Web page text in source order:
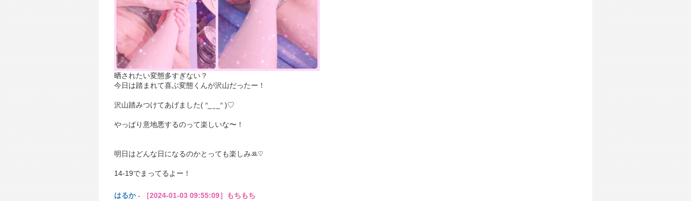
晒されたい変態多すぎない？
今日は踏まれて喜ぶ変態くんが沢山だったー！
沢山踏みつけてあげました︎( ᐢ_ ̫ _ᐢ )♡
やっぱり意地悪するのって楽しいな〜！
明日はどんな日になるのかとっても楽しみ‪ꔛ‬♡‪
14-19でまってるよー！
はるか- ［2024-01-03 09:55:09］もちもち